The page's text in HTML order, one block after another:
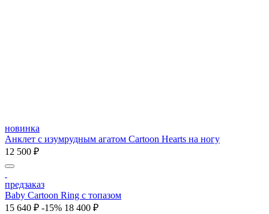
новинка
Анклет с изумрудным агатом Cartoon Hearts на ногу
12 500 ₽
предзаказ
Baby Cartoon Ring с топазом
15 640 ₽ -15% 18 400 ₽